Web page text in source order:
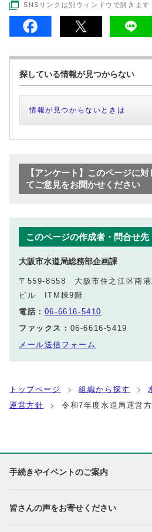
SNSリンクは別ウィンドウで開きます
探している情報が見つからない
情報が見つからないときは
【アンケート】このページに対
てご意見をお聞かせください
このページの作成者・問合せ先
大阪市水道局総務部企画課
〒559-8558 大阪市住之江区南
ビル ITM棟9階
電話： 06-6616-5410
ファックス： 06-6616-5419
メール送信フォーム
トップページ 組織から探す
運営方針
令和7年度水道局運営
手続きやイベントのご案内
皆さんの声をお寄せください